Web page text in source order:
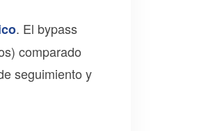
. El bypass
comparado
seguimiento y